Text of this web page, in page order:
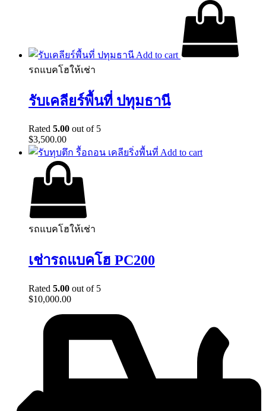
Add to cart
รถแบคโฮให้เช่า
รับเคลียร์พื้นที่ ปทุมธานี
Rated 5.00 out of 5
$3,500.00
Add to cart
รถแบคโฮให้เช่า
เช่ารถแบคโฮ PC200
Rated 5.00 out of 5
$10,000.00